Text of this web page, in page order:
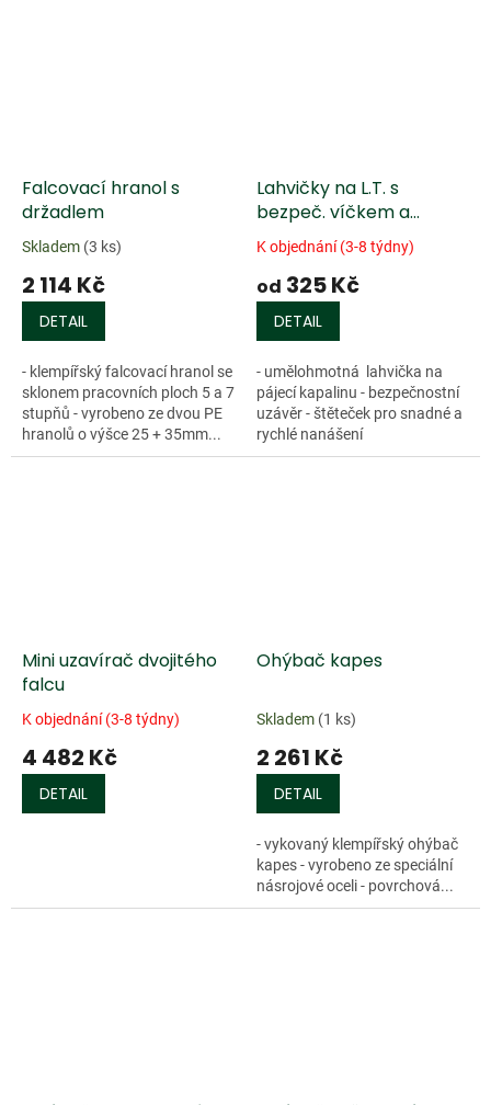
Falcovací hranol s
držadlem
Skladem (3 ks)
2 114 Kč
DETAIL
- klempířský falcovací hranol se
sklonem pracovních ploch 5 a 7
stupňů - vyrobeno ze dvou PE
hranolů o výšce 25 + 35mm...
Lahvičky na L.T. s
bezpeč. víčkem a
štětečkem
K objednání (3-8 týdny)
od 325 Kč
DETAIL
- umělohmotná lahvička na
pájecí kapalinu - bezpečnostní
uzávěr - štěteček pro snadné a
rychlé nanášení
Mini uzavírač dvojitého
falcu
K objednání (3-8 týdny)
4 482 Kč
DETAIL
Ohýbač kapes
Skladem (1 ks)
2 261 Kč
DETAIL
- vykovaný klempířský ohýbač
kapes - vyrobeno ze speciální
násrojové oceli - povrchová...